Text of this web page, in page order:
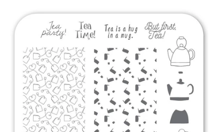
+BASE RUBBER+
BASICOS (primer, base, top, resinas)
*****EFECTOS EN GEL**** EFECTOS ESPEJO METALICOS
DECORACIONES (Glitter, Foil, Estoperoles...)